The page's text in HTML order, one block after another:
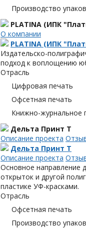
Производство
PLATINA (ИПК
О компании
PLATINA (ИПК
Издательско-
подход к воплощению
Отрасль
Цифровая печать
Офсетная печать
Книжно-журнальное
Дельта Принт Т
Описание проекта
Дельта Принт Т
Описание проекта
Основное направление
открыток и другой
пластике УФ-красками.
Отрасль
Офсетная печать
Производство